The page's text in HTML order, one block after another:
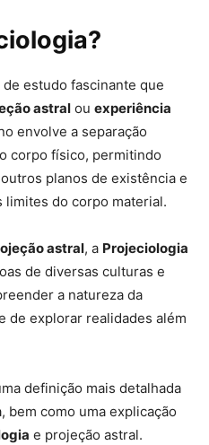
de estudo fascinante que
astral ou experiência
envolve a separação
corpo físico, permitindo
planos de existência e
limites do corpo material.
astral, a Projeciologia
de diversas culturas e
a natureza da
de explorar realidades além
definição mais detalhada
como uma explicação
e projeção astral.